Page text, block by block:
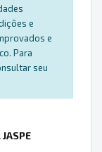
e
e
Para
seu